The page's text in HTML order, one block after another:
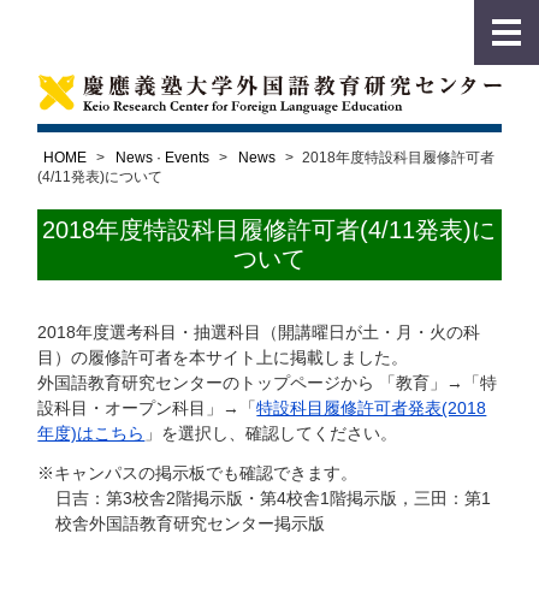
HOME > News · Events > News > 2018年度特設科目履修許可者
(4/11発表)について
2018年度特設科目履修許可者(4/11発表)に
ついて
2018年度選考科目・抽選科目（開講曜日が土・月・火の科
目）の履修許可者を本サイト上に掲載しました。
外国語教育研究センターのトップページから 「教育」→「特
設科目・オープン科目」→「特設科目履修許可者発表(2018
年度)はこちら 」を選択し、確認してください。
※キャンパスの掲示板でも確認できます。
日吉：第3校舎2階掲示版・第4校舎1階掲示版，三田：第1
校舎外国語教育研究センター掲示版